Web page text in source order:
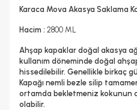
Karaca Mova Akasya Saklama
Hacim : 2800 ML
Ahşap kapaklar doğal akasya
kullanım döneminde doğal
hissedilebilir. Genellikle birkaç
Kapağı nemli bezle silip
ortamda bekletmeniz kokunun
olabilir.